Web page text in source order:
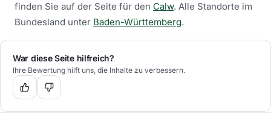
finden Sie auf der Seite für den Calw. Alle Standorte im
Bundesland unter Baden-Württemberg.
War diese Seite hilfreich?
Ihre Bewertung hilft uns, die Inhalte zu verbessern.